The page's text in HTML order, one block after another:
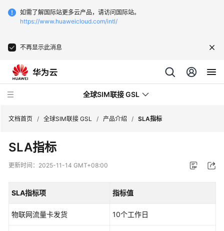
如需了解国际站更多云产品，请访问国际站。
https://www.huaweicloud.com/intl/
不再显示此消息
全球SIM联接 GSL
最
新
务
文档首页 / 全球SIM联接 GSL / 产品介绍 / SLA指标
SLA指标
更新时间： 2025-11-14 GMT+08:00
SLA指标项 指标值
物联网流量卡发货 10个工作日